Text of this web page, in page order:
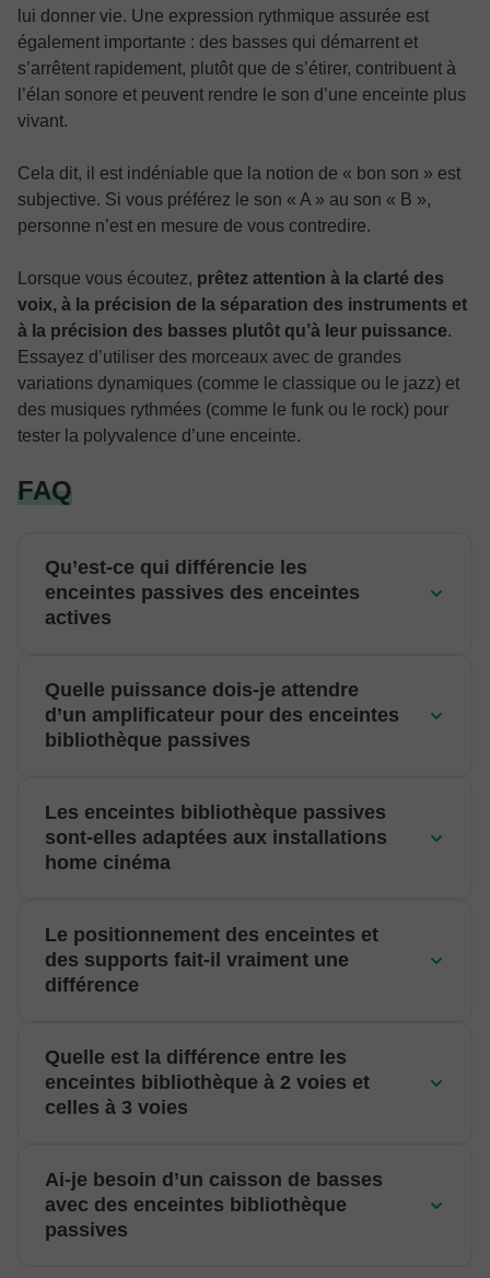
lui donner vie. Une expression rythmique assurée est
également importante : des basses qui démarrent et
s’arrêtent rapidement, plutôt que de s’étirer, contribuent à
l’élan sonore et peuvent rendre le son d’une enceinte plus
vivant.
Cela dit, il est indéniable que la notion de « bon son » est
subjective. Si vous préférez le son « A » au son « B »,
personne n’est en mesure de vous contredire.
Lorsque vous écoutez, prêtez attention à la clarté des
voix, à la précision de la séparation des instruments et
à la précision des basses plutôt qu’à leur puissance.
Essayez d’utiliser des morceaux avec de grandes
variations dynamiques (comme le classique ou le jazz) et
des musiques rythmées (comme le funk ou le rock) pour
tester la polyvalence d’une enceinte.
FAQ
Qu’est-ce qui différencie les
enceintes passives des enceintes
actives
Quelle puissance dois-je attendre
d’un amplificateur pour des enceintes
bibliothèque passives
Les enceintes bibliothèque passives
sont-elles adaptées aux installations
home cinéma
Le positionnement des enceintes et
des supports fait-il vraiment une
différence
Quelle est la différence entre les
enceintes bibliothèque à 2 voies et
celles à 3 voies
Ai-je besoin d’un caisson de basses
avec des enceintes bibliothèque
passives